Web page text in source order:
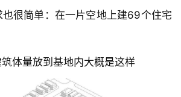
也很简单：在一片空地上建69个住宅
体量放到基地内大概是这样